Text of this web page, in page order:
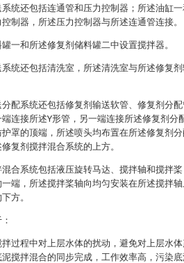
统还包括连通管和压力控制器；所述油缸
制器，所述压力控制器与所述连通管连接。
一和所述修复剂储料罐二中设置搅拌器。
统还包括清洗室，所述清洗室与所述修复
配系统还包括修复剂输送软管、修复剂分
连接所述Y形管，另一端连接所述修复剂分
罩的顶端，所述喷头均布置在所述修复剂分
复剂搅拌混合系统的上方。
合系统包括液压旋转马达、搅拌轴和搅拌
端，所述搅拌桨轴向均匀安装在所述搅拌
方。
过程中对上层水体的扰动，避免对上层水
搅拌混合的同步完成，工作效率高，污染